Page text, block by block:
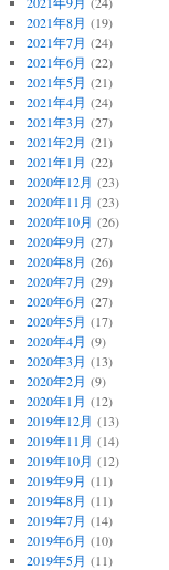
2021年8月 (19)
2021年7月 (24)
2021年6月 (22)
2021年5月 (21)
2021年4月 (24)
2021年3月 (27)
2021年2月 (21)
2021年1月 (22)
2020年12月 (23)
2020年11月 (23)
2020年10月 (26)
2020年9月 (27)
2020年8月 (26)
2020年7月 (29)
2020年6月 (27)
2020年5月 (17)
2020年4月 (9)
2020年3月 (13)
2020年2月 (9)
2020年1月 (12)
2019年12月 (13)
2019年11月 (14)
2019年10月 (12)
2019年9月 (11)
2019年8月 (11)
2019年7月 (14)
2019年6月 (10)
2019年5月 (11)